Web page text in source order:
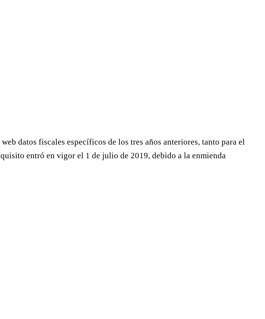
datos fiscales específicos de los tres años anteriores, tanto para el
entró en vigor el 1 de julio de 2019, debido a la enmienda